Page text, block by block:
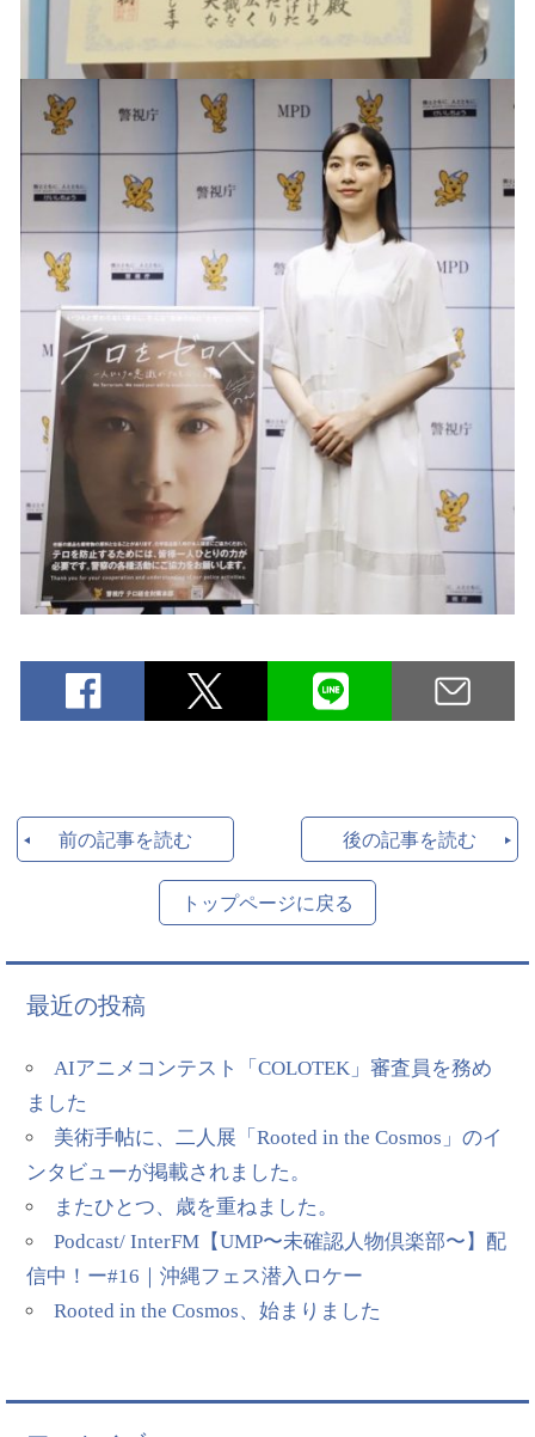
前の記事を読む 後の記事を読む
トップページに戻る
最近の投稿
AIアニメコンテスト「COLOTEK」審査員を務め
ました
美術手帖に、二人展「Rooted in the Cosmos」のイ
ンタビューが掲載されました。
またひとつ、歳を重ねました。
Podcast/ InterFM【UMP〜未確認人物倶楽部〜】配
信中！ー#16｜沖縄フェス潜入ロケー
Rooted in the Cosmos、始まりました